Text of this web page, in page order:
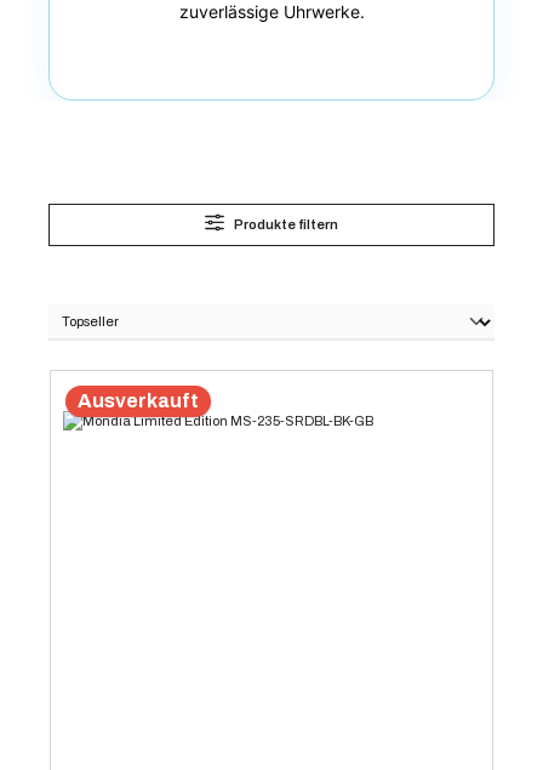
zuverlässige Uhrwerke.
Produkte filtern
Ausverkauft